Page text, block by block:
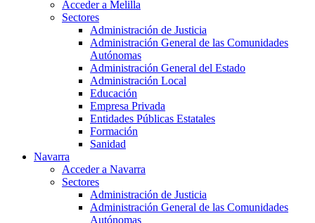
Acceder a Melilla
Sectores
Administración de Justicia
Administración General de las Comunidades
Autónomas
Administración General del Estado
Administración Local
Educación
Empresa Privada
Entidades Públicas Estatales
Formación
Sanidad
Navarra
Acceder a Navarra
Sectores
Administración de Justicia
Administración General de las Comunidades
Autónomas